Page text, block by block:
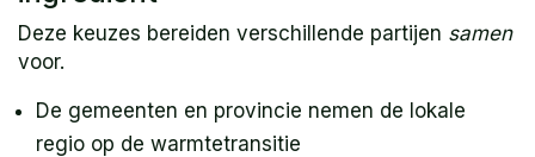
Deze keuzes bereiden verschillende partijen samen
voor.
De gemeenten en provincie nemen de lokale
regio op de warmtetransitie